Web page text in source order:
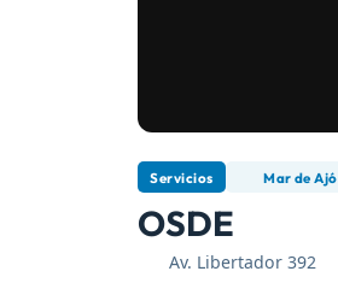
Servicios Mar de Ajó
OSDE
Av. Libertador 392